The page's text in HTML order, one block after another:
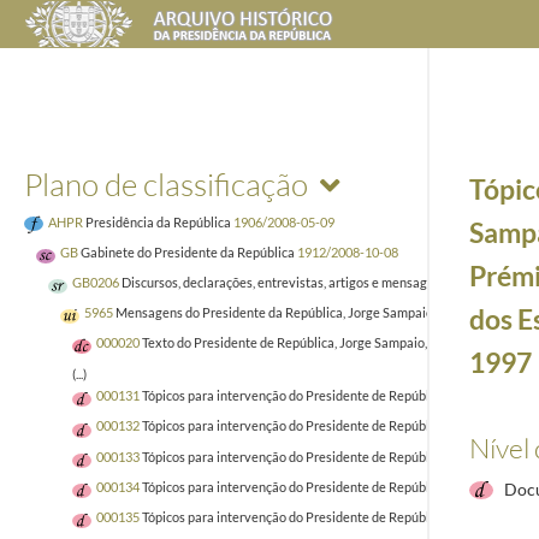
Plano de classificação
AHPR Presidência da República 1906/2008-05-09
GBGabinete do Presidente da República 1912/2008-10-08
GB0206 Discursos, declarações, entrevistas, artigos e mensagens
1938-11-29/
5965 Mensagens do Presidente da República, Jorge Sampaio, entre 1996 e
000020Texto do Presidente de República, Jorge Sampaio, para a edição
(...)
000131 Tópicos para intervenção do Presidente de República, Jorge
000132Tópicos para intervenção do Presidente de República, Jorge
000133Tópicos para intervenção do Presidente de República, Jorge
000134Tópicos para intervenção do Presidente de República, Jorge
000135Tópicos para intervenção do Presidente de República, Jorge
dos
1997
Nível